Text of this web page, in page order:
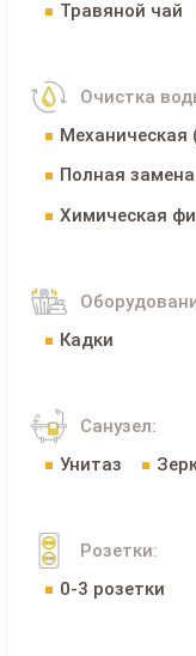
Травяной чай
Очистка
Механическая
Полная
Химическая
Кадки
Санузел:
Унитаз
Розетки:
0-3 розетки